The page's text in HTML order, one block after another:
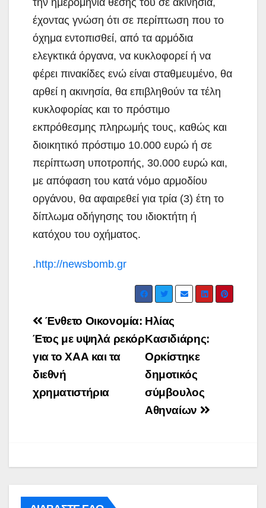
την ημερομηνία θέσης του σε ακινησία,
έχοντας γνώση ότι σε περίπτωση που το
όχημα εντοπισθεί, από τα αρμόδια
ελεγκτικά όργανα, να κυκλοφορεί ή να
φέρει πινακίδες ενώ είναι σταθμευμένο, θα
αρθεί η ακινησία, θα επιβληθούν τα τέλη
κυκλοφορίας και το πρόστιμο
εκπρόθεσμης πληρωμής τους, καθώς και
διοικητικό πρόστιμο 10.000 ευρώ ή σε
περίπτωση υποτροπής, 30.000 ευρώ και,
με απόφαση του κατά νόμο αρμοδίου
οργάνου, θα αφαιρεθεί για τρία (3) έτη το
δίπλωμα οδήγησης του ιδιοκτήτη ή
κατόχου του οχήματος.
.http://newsbomb.gr
Post
navigation
Ηλίας
Κασιδιάρης:
Ορκίστηκε
δημοτικός
σύμβουλος
Αθηναίων
Ένθετο Οικονομία:
Έτος με υψηλά ρεκόρ
για το ΧΑΑ και τα
διεθνή
χρηματιστήρια